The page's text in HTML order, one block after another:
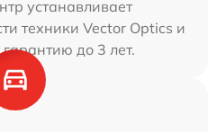
устанавливает
техники Vector Optics и
до 3 лет.